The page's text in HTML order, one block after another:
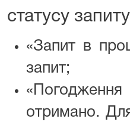
статусу
«Запит в
запит;
отримано.